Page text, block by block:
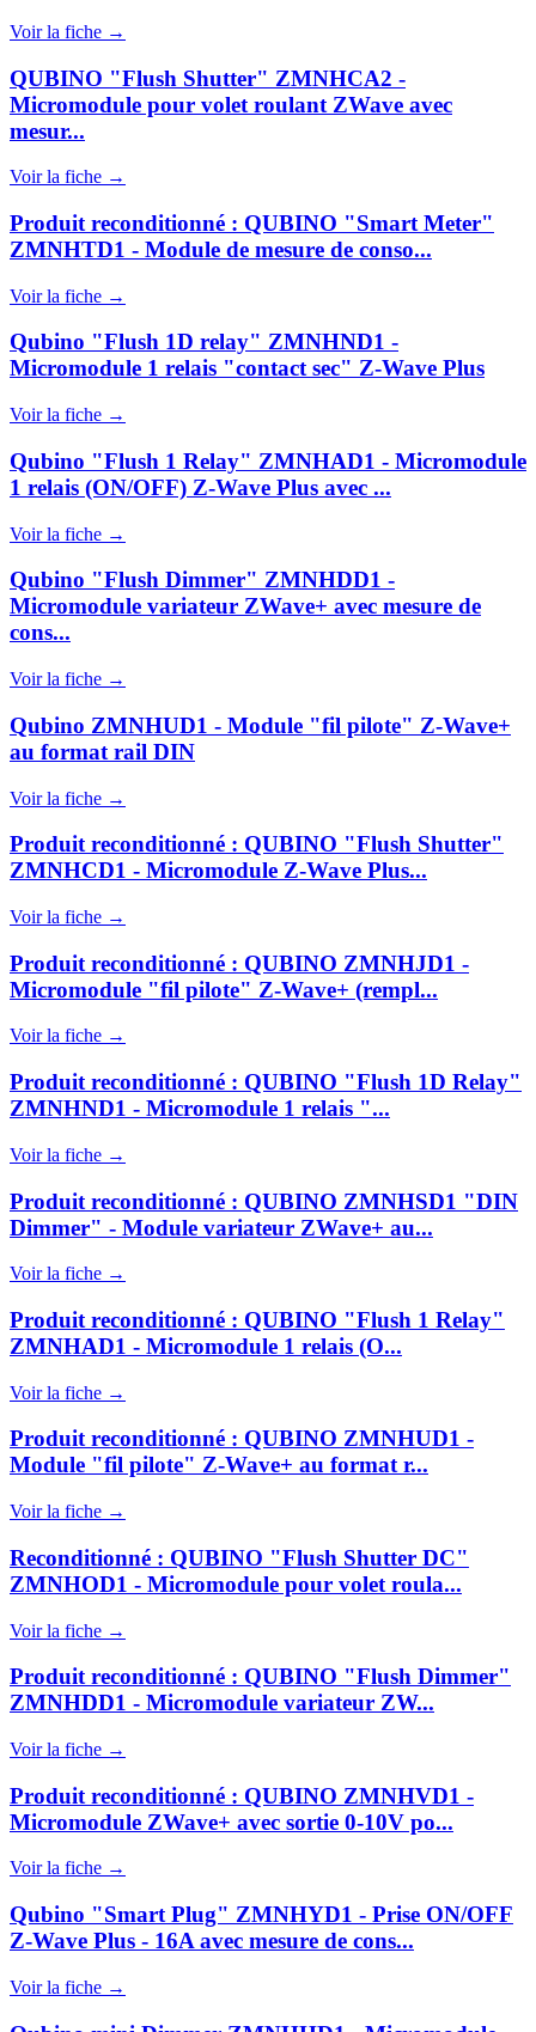
Voir la fiche →
QUBINO "Flush Shutter" ZMNHCA2 -
Micromodule pour volet roulant ZWave avec
mesur...
Voir la fiche →
Produit reconditionné : QUBINO "Smart Meter"
ZMNHTD1 - Module de mesure de conso...
Voir la fiche →
Qubino "Flush 1D relay" ZMNHND1 -
Micromodule 1 relais "contact sec" Z-Wave Plus
Voir la fiche →
Qubino "Flush 1 Relay" ZMNHAD1 - Micromodule
1 relais (ON/OFF) Z-Wave Plus avec ...
Voir la fiche →
Qubino "Flush Dimmer" ZMNHDD1 -
Micromodule variateur ZWave+ avec mesure de
cons...
Voir la fiche →
Qubino ZMNHUD1 - Module "fil pilote" Z-Wave+
au format rail DIN
Voir la fiche →
Produit reconditionné : QUBINO "Flush Shutter"
ZMNHCD1 - Micromodule Z‑Wave Plus...
Voir la fiche →
Produit reconditionné : QUBINO ZMNHJD1 -
Micromodule "fil pilote" Z-Wave+ (rempl...
Voir la fiche →
Produit reconditionné : QUBINO "Flush 1D Relay"
ZMNHND1 - Micromodule 1 relais "...
Voir la fiche →
Produit reconditionné : QUBINO ZMNHSD1 "DIN
Dimmer" - Module variateur ZWave+ au...
Voir la fiche →
Produit reconditionné : QUBINO "Flush 1 Relay"
ZMNHAD1 - Micromodule 1 relais (O...
Voir la fiche →
Produit reconditionné : QUBINO ZMNHUD1 -
Module "fil pilote" Z-Wave+ au format r...
Voir la fiche →
Reconditionné : QUBINO "Flush Shutter DC"
ZMNHOD1 - Micromodule pour volet roula...
Voir la fiche →
Produit reconditionné : QUBINO "Flush Dimmer"
ZMNHDD1 - Micromodule variateur ZW...
Voir la fiche →
Produit reconditionné : QUBINO ZMNHVD1 -
Micromodule ZWave+ avec sortie 0-10V po...
Voir la fiche →
Qubino "Smart Plug" ZMNHYD1 - Prise ON/OFF
Z-Wave Plus - 16A avec mesure de cons...
Voir la fiche →